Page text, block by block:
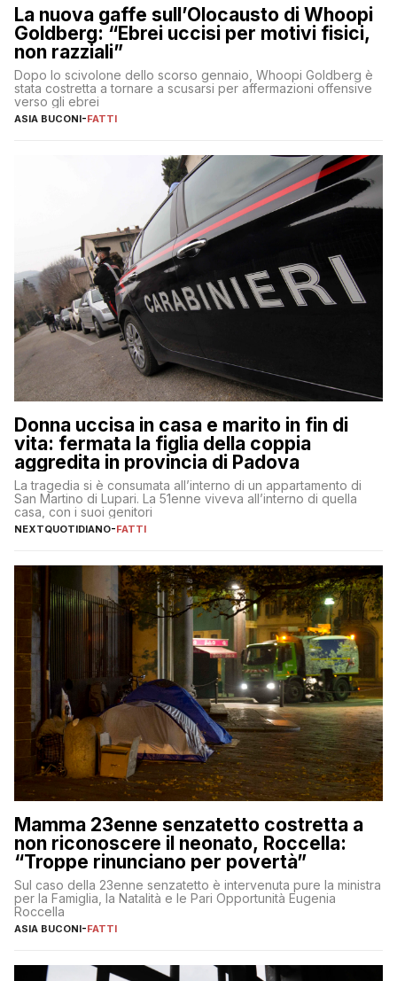
La nuova gaffe sull’Olocausto di Whoopi
Goldberg: “Ebrei uccisi per motivi fisici,
non razziali”
Dopo lo scivolone dello scorso gennaio, Whoopi Goldberg è
stata costretta a tornare a scusarsi per affermazioni offensive
verso gli ebrei
ASIA BUCONI-FATTI
Donna uccisa in casa e marito in fin di
vita: fermata la figlia della coppia
aggredita in provincia di Padova
La tragedia si è consumata all’interno di un appartamento di
San Martino di Lupari. La 51enne viveva all’interno di quella
casa, con i suoi genitori
NEXTQUOTIDIANO-FATTI
Mamma 23enne senzatetto costretta a
non riconoscere il neonato, Roccella:
“Troppe rinunciano per povertà”
Sul caso della 23enne senzatetto è intervenuta pure la ministra
per la Famiglia, la Natalità e le Pari Opportunità Eugenia
Roccella
ASIA BUCONI-FATTI